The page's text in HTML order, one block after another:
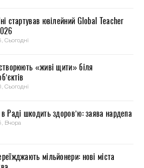
стартував ювілейний Global Teacher
Сьогодні
«живі щити» біля
Сьогодні
Раді шкодить здоров’ю: заява нардепа
Вчора
мільйонери: нові міста